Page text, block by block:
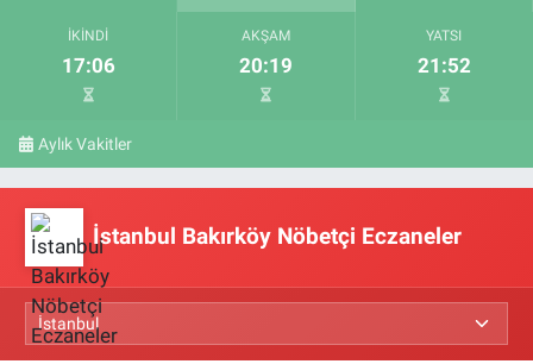
İKINDI
17:06
AKŞAM
20:19
YATSI
21:52
Aylık Vakitler
İstanbul Bakırköy Nöbetçi Eczaneler